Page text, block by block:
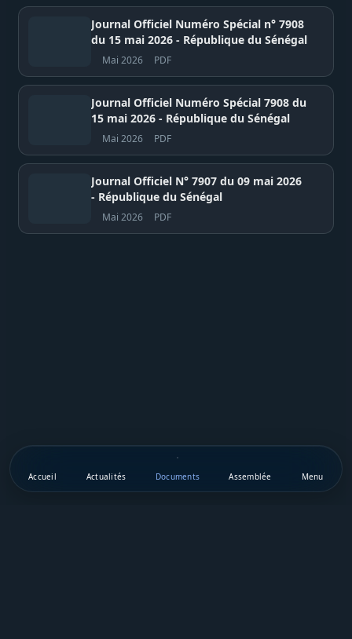
Journal Officiel Numéro Spécial n° 7908
du 15 mai 2026 - République du Sénégal
Mai 2026 PDF
Journal Officiel Numéro Spécial 7908 du
15 mai 2026 - République du Sénégal
Mai 2026 PDF
Journal Officiel N° 7907 du 09 mai 2026
- République du Sénégal
Mai 2026 PDF
Accueil Actualités Documents Assemblée Menu